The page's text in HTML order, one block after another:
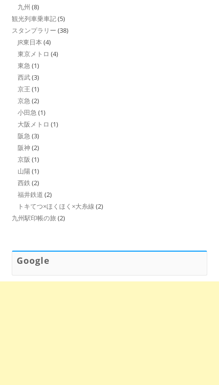
九州 (8)
観光列車乗車記(5)
スタンプラリー (38)
JR東日本 (4)
東京メトロ (4)
東急 (1)
西武(3)
京王 (1)
京急 (2)
小田急 (1)
大阪メトロ (1)
阪急 (3)
阪神 (2)
京阪 (1)
山陽 (1)
西鉄 (2)
福井鉄道 (2)
トキてつ×ほくほく×大糸線 (2)
九州駅印帳の旅 (2)
Google